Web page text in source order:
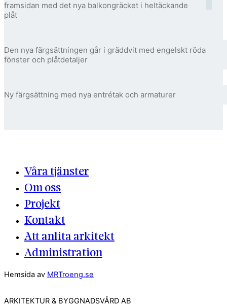
framsidan med det nya balkongräcket i heltäckande
plåt
Den nya färgsättningen går i gräddvit med engelskt röda
fönster och plåtdetaljer
Ny färgsättning med nya entrétak och armaturer
Våra tjänster
Om oss
Projekt
Kontakt
Att anlita arkitekt
Administration
Hemsida av MRTroeng.se
ARKITEKTUR & BYGGNADSVÅRD AB